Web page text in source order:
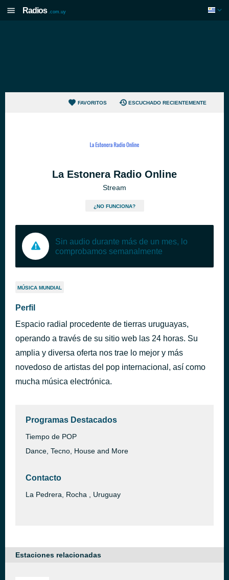
Radios .com.uy
FAVORITOS ESCUCHADO RECIENTEMENTE
La Estonera Radio Online
Stream
¿NO FUNCIONA?
Sin audio durante más de un mes, lo
comprobamos semanalmente
MÚSICA MUNDIAL
Perfil
Espacio radial procedente de tierras uruguayas,
operando a través de su sitio web las 24 horas. Su
amplia y diversa oferta nos trae lo mejor y más
novedoso de artistas del pop internacional, así como
mucha música electrónica.
Programas Destacados
Tiempo de POP
Dance, Tecno, House and More
Contacto
La Pedrera, Rocha , Uruguay
Estaciones relacionadas